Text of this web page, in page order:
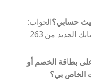
حسابي؟الجواب:
تم تغيير رمز الفرع حيث رقم حسابك الجديد من 263
بطاقة الخصم أو
الخاص بي؟